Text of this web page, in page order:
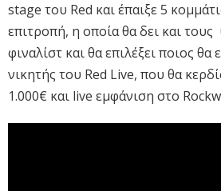
stage του Red και έπαιξε 5
επιτροπή, η οποία θα δει και τους
φιναλίστ και θα επιλέξει ποιος θα
νικητής του Red Live, που θα
1.000€ και live εμφάνιση στο